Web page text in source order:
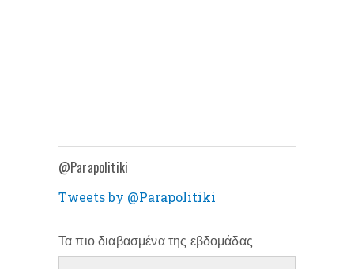
@Parapolitiki
Tweets by @Parapolitiki
Τα πιο διαβασμένα της εβδομάδας